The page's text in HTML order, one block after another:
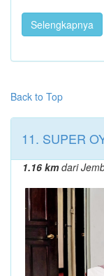
Selengkapnya
Back to Top
11. SUPER
1.16 kmdari